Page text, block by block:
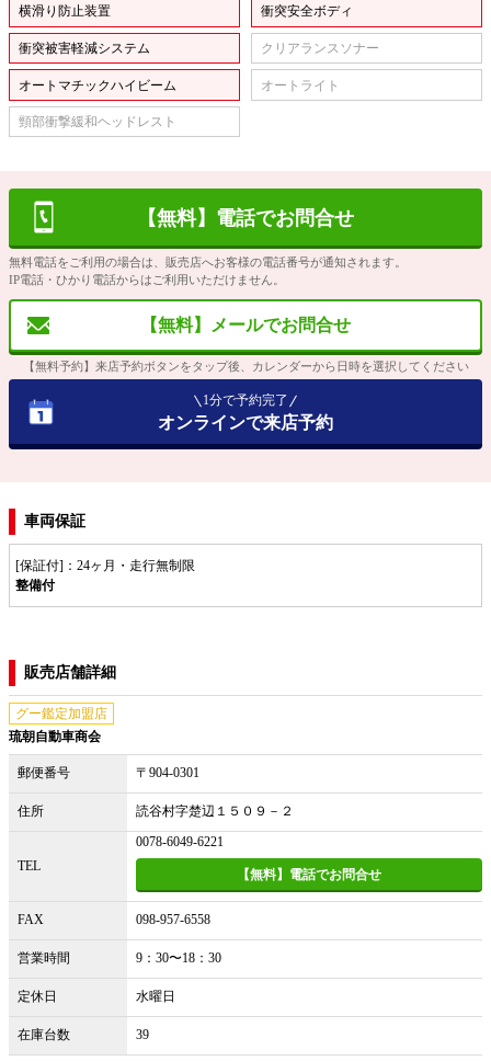
横滑り防止装置 衝突安全ボディ
衝突被害軽減システム クリアランスソナー
オートマチックハイビーム オートライト
頸部衝撃緩和ヘッドレスト
【無料】電話でお問合せ
無料電話をご利用の場合は、販売店へお客様の電話番号が通知されます。
IP電話・ひかり電話からはご利用いただけません。
【無料】メールでお問合せ
【無料予約】来店予約ボタンをタップ後、カレンダーから日時を選択してください
1分で予約完了
オンラインで来店予約
車両保証
[保証付]：24ヶ月・走行無制限
整備付
販売店舗詳細
グー鑑定加盟店
琉朝自動車商会
郵便番号 〒904-0301
住所 読谷村字楚辺１５０９－２
TEL
0078-6049-6221
【無料】電話でお問合せ
FAX 098-957-6558
営業時間 9：30〜18：30
定休日 水曜日
在庫台数 39